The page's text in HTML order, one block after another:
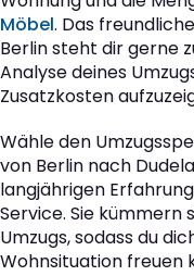
Möbel. Das
Berlin steht dir gerne
Analyse deines
Zusatzkosten
Wähle den
von Berlin nach
langjährigen
Service. Sie kümmern
Umzugs, sodass du
Wohnsituation freuen